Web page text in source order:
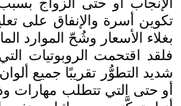
الإنجاب أو حتى الزواج
تكوين أسرة والإنفاق على
بغلاء الأسعار وشُحّ الموارد
فلقد اقتحمت الروبوتيات
شديد التطوُّر تقريبًا جميع
أو حتى التي تتطلب مهارات